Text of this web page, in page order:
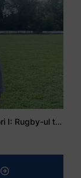
Mohamed Salhi, vicecampion național juniori I: Rugby-ul te învață să accepți și înfrângerile